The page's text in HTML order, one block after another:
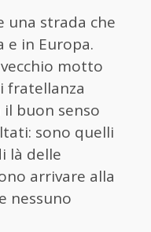
una strada che
in Europa.
motto
fratellanza
buon senso
sono quelli
là delle
arrivare alla
nessuno